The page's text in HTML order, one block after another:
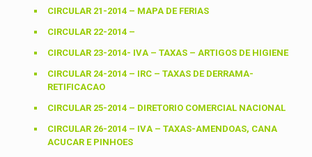
CIRCULAR 21-2014 – MAPA DE FERIAS
CIRCULAR 22-2014 –
CIRCULAR 23-2014- IVA – TAXAS – ARTIGOS DE HIGIENE
CIRCULAR 24-2014 – IRC – TAXAS DE DERRAMA-
RETIFICACAO
CIRCULAR 25-2014 – DIRETORIO COMERCIAL NACIONAL
CIRCULAR 26-2014 – IVA – TAXAS-AMENDOAS, CANA
ACUCAR E PINHOES